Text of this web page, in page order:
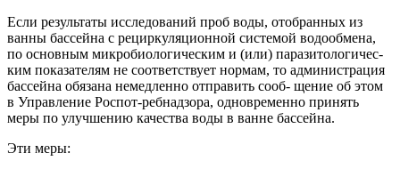
Если результаты исследований проб воды, отобранных из
ванны бассейна с рециркуляционной системой водообмена,
по основным микробиологическим и (или) паразитологичес-
ким показателям не соответствует нормам, то администрация
бассейна обязана немедленно отправить сооб- щение об этом
в Управление Роспот-ребнадзора, одновременно принять
меры по улучшению качества воды в ванне бассейна.
Эти меры: